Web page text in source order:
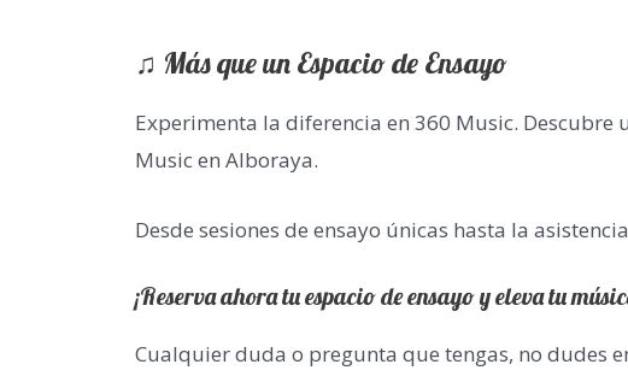
♫ Más que un Espacio de Ensayo
Experimenta la diferencia en 360 Music.
Music en Alboraya.
Desde sesiones de ensayo únicas hasta la
¡Reserva ahora tu espacio de ensayo y eleva tu
Cualquier duda o pregunta que tengas, no dudes